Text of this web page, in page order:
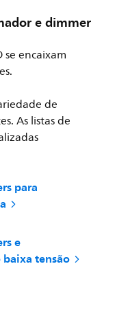
e dimmer
se encaixam
de
As listas de
para
e
tensão